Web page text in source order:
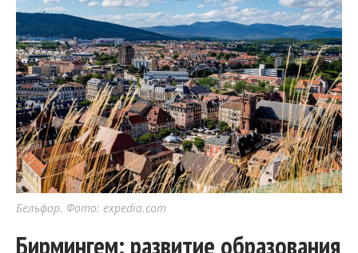
Бельфор. Фото: expedia.com
Бирмингем: развитие образования